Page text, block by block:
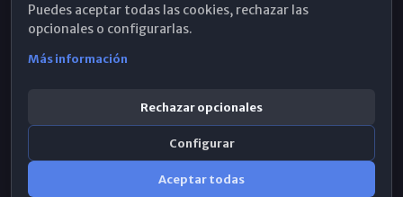
Puedes aceptar todas las cookies, rechazar las
opcionales o configurarlas.
Más información
Rechazar opcionales
Configurar
Aceptar todas